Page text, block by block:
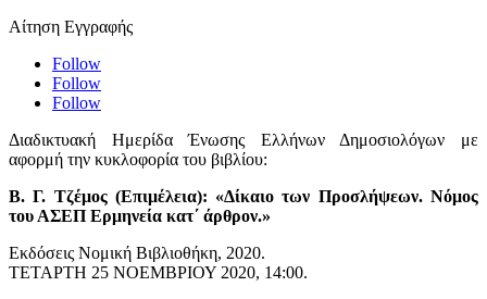
Αίτηση Εγγραφής
Follow
Follow
Follow
Διαδικτυακή Ημερίδα Ένωσης Ελλήνων Δημοσιολόγων με
αφορμή την κυκλοφορία του βιβλίου:
Β. Γ. Τζέμος (Επιμέλεια): «Δίκαιο των Προσλήψεων. Νόμος
του ΑΣΕΠ Ερμηνεία κατ΄ άρθρον.»
Εκδόσεις Νομική Βιβλιοθήκη, 2020.
ΤETAPTH 25 NOEMBΡΙΟΥ 2020, 14:00.